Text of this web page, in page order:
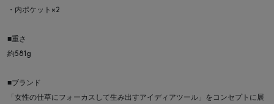
・内ポケット×2
■重さ
約581g
■ブランド
「女性の仕草にフォーカスして生み出すアイディアツール」をコンセプトに展